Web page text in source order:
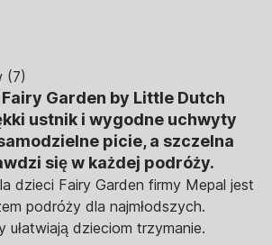
(7)
Garden by Little Dutch
ustnik i wygodne uchwyty
picie, a szczelna
się w każdej podróży.
dzieci Fairy Garden firmy Mepal jest
podróży dla najmłodszych.
dzieciom trzymanie.